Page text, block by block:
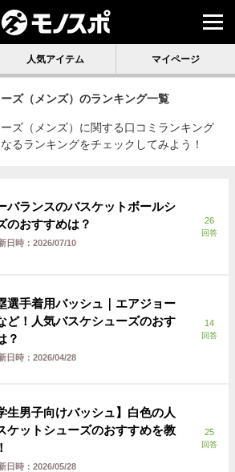
人気アイテム マイページ
ズ（メンズ） のランキング一覧
ズ（メンズ）に関する口コミランキング
るランキングをチェックしてみよう！
バランスのバスケットボールシ
のおすすめは？
日時： 2026/07/10
26
回答
選手着用バッシュ｜エアジョー
ど！人気バスケシューズのおす
？
日時： 2026/04/28
14
回答
生男子向けバッシュ】白色の人
ケットシューズのおすすめを教
日時： 2026/05/28
25
回答